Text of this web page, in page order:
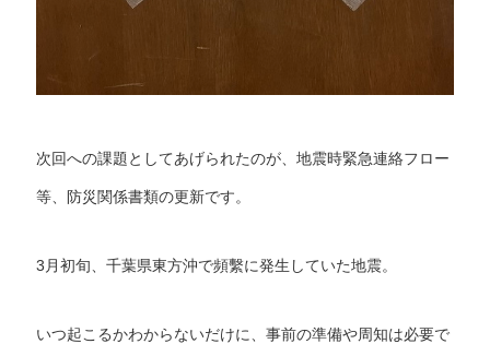
次回への課題としてあげられたのが、地震時緊急連絡フロー
等、防災関係書類の更新です。
3月初旬、千葉県東方沖で頻繫に発生していた地震。
いつ起こるかわからないだけに、事前の準備や周知は必要で